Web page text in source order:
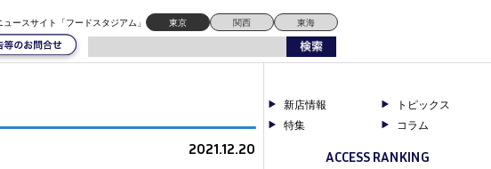
ースサイト「フードスタジアム」 東京 関西 東海
2021.12.20
新店情報
トピックス
特集
コラム
ACCESS RANKING